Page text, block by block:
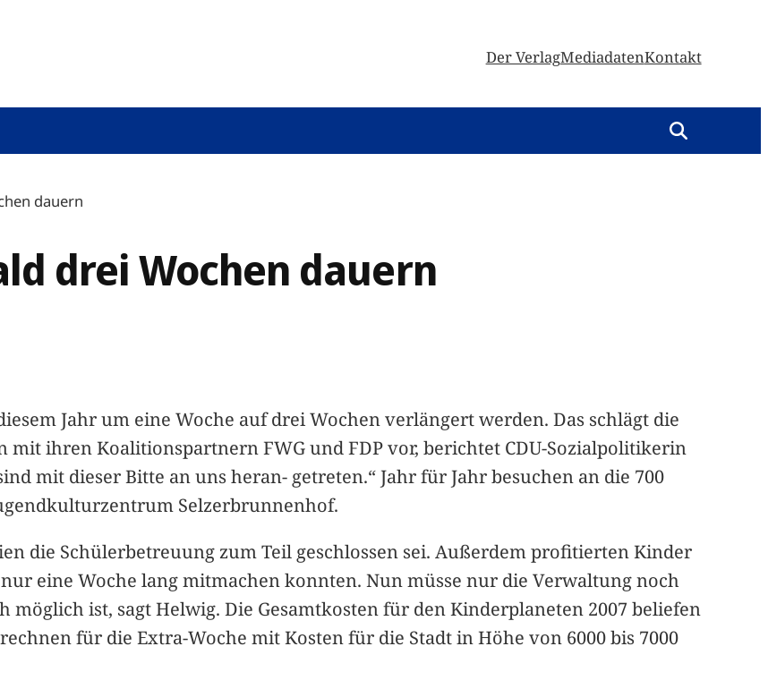
Der VerlagMediadatenKontakt
dauern
drei Wochen dauern
Jahr um eine Woche auf drei Wochen verlängert werden. Das schlägt die
mit ihren Koalitionspartnern FWG und FDP vor, berichtet CDU-Sozialpolitikerin
mit dieser Bitte an uns heran- getreten.“ Jahr für Jahr besuchen an die 700
Selzerbrunnenhof.
die Schülerbetreuung zum Teil geschlossen sei. Außerdem profitierten Kinder
eine Woche lang mitmachen konnten. Nun müsse nur die Verwaltung noch
möglich ist, sagt Helwig. Die Gesamtkosten für den Kinderplaneten 2007 beliefen
für die Extra-Woche mit Kosten für die Stadt in Höhe von 6000 bis 7000